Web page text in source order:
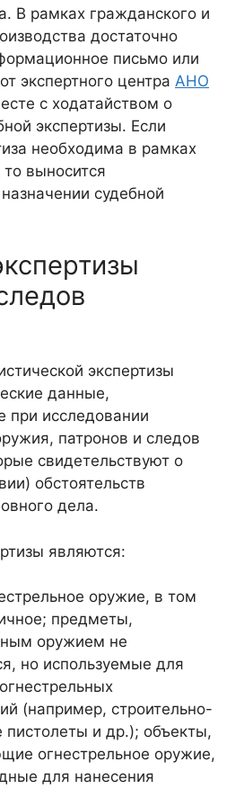
В рамках гражданского и
достаточно
письмо или
экспертного центра АНО
с ходатайством о
экспертизы. Если
необходима в рамках
выносится
судебной
экспертизы
данные,
при исследовании
патронов и следов
свидетельствуют о
обстоятельств
дела.
являются:
оружие, в том
предметы,
оружием не
но используемые для
(например, строительно-
и др.); объекты,
огнестрельное оружие,
для нанесения